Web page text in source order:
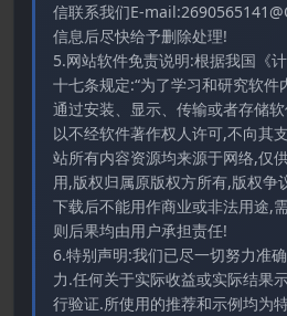
信联系我们E-
信息后尽快给予删除处理!
5.网站软件免责说明:根据我国《
十七条规定:“为了学习和研究软件
通过安装、显示、传输或者存储
以不经软件著作权人许可,不向其
站所有内容资源均来源于网络,仅
用,版权归属原版权方所有,版权争
下载后不能用作商业或非法用途,
则后果均由用户承担责任!
6.特别声明:我们已尽一切努力准
力.任何关于实际收益或实际结果
行验证.所使用的推荐和示例均为